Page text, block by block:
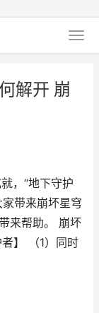
解开 崩
，“地下守护
带来崩坏星穹
来帮助。 崩坏
】 （1）同时